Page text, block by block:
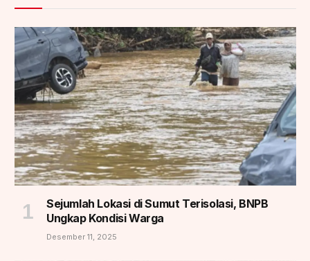
Sejumlah Lokasi di Sumut Terisolasi, BNPB
Ungkap Kondisi Warga
Desember 11, 2025